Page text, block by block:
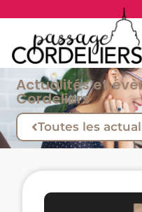
Actualités et
Cordeliers
Toutes les